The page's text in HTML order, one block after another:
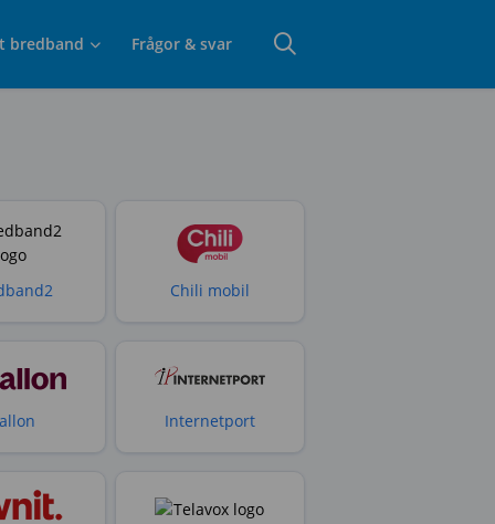
bredband Frågor & svar
Chili mobil
Internetport